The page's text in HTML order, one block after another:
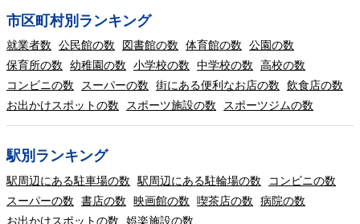
市区町村別ランキング
就業者数 公民館の数 図書館の数 体育館の数
公園の数
保育所の数
幼稚園の数 小学校の数 中学校の数
高校の数
コンビニの数
スーパーの数 街にある便利なお店の数
飲食店の数
お出かけスポットの数
スポーツ施設の数 スポーツジムの数
駅別ランキング
駅周辺にある駐車場の数 駅周辺にある駐輪場の数
コンビニの数
スーパーの数
書店の数 映画館の数 喫茶店の数
病院の数
お出かけスポットの数
娯楽施設の数